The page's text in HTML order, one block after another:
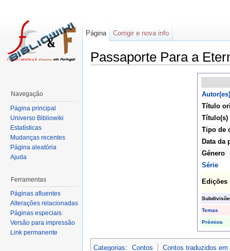
Passaporte Para a
Autor(es)
Título
Título(s)
Tipo de
Data da
Género
Série
Edições
Temas
Prémios
Categorias: Contos Contos traduzidos em
Página Corrigir e nova info
Navegação
Página principal
Universo Bibliowiki
Estatísticas
Mudanças recentes
Página aleatória
Ajuda
Ferramentas
Páginas afluentes
Alterações relacionadas
Páginas especiais
Versão para impressão
Link permanente